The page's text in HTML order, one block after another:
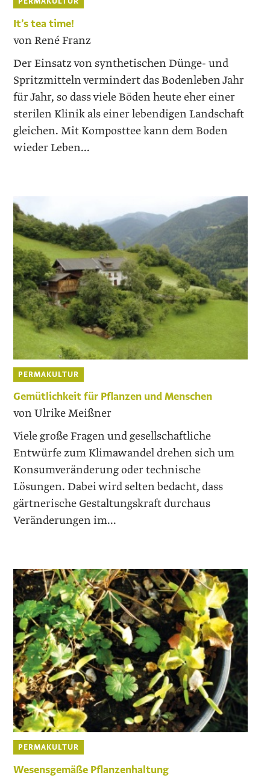
It’s tea time!
von René Franz
Der Einsatz von synthetischen Dünge- und
Spritzmitteln vermindert das Bodenleben Jahr
für Jahr, so dass viele Böden heute eher einer
sterilen Klinik als einer lebendigen Landschaft
gleichen. Mit Komposttee kann dem Boden
wieder Leben...
PERMAKULTUR
Gemütlichkeit für Pflanzen und Menschen
von Ulrike Meißner
Viele große Fragen und gesellschaftliche
Entwürfe zum Klimawandel drehen sich um
Konsumveränderung oder technische
Lösungen. Dabei wird selten bedacht, dass
gärtnerische Gestaltungskraft durchaus
Veränderungen im...
PERMAKULTUR
Wesensgemäße Pflanzenhaltung